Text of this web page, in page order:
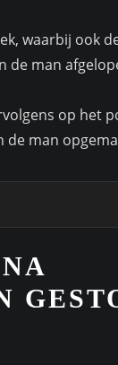
waarbij ook
de man
op het
de man